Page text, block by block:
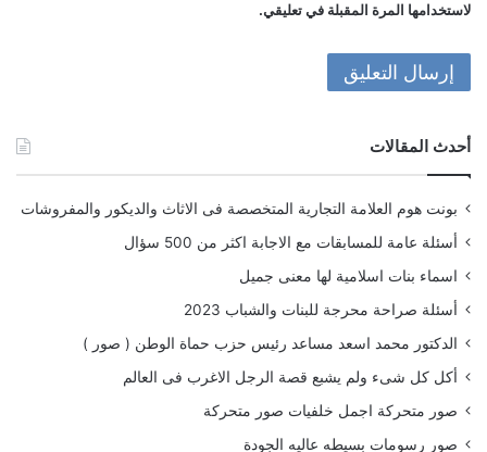
لاستخدامها المرة المقبلة في تعليقي.
أحدث المقالات
بونت هوم العلامة التجارية المتخصصة فى الاثاث والديكور والمفروشات
أسئلة عامة للمسابقات مع الاجابة اكثر من 500 سؤال
اسماء بنات اسلامية لها معنى جميل
أسئلة صراحة محرجة للبنات والشباب 2023
الدكتور محمد اسعد مساعد رئيس حزب حماة الوطن ( صور )
أكل كل شىء ولم يشبع قصة الرجل الاغرب فى العالم
صور متحركة اجمل خلفيات صور متحركة
صور رسومات بسيطه عاليه الجودة